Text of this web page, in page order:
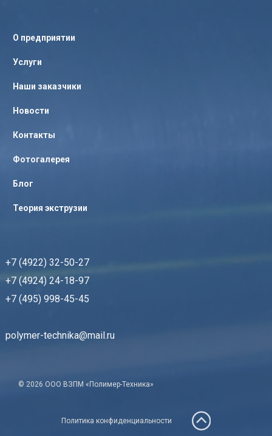
О предприятии
Услуги
Наши заказчики
Новости
Контакты
Фотогалерея
Блог
Теория экструзии
+7 (4922) 32-50-27
+7 (4924) 24-18-97
+7 (495) 998-45-45
polymer-technika@mail.ru
© 2026 ООО ВЗПМ «Полимер-Техника»
Политика конфиденциальности